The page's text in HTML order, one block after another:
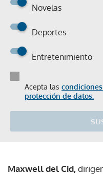
Novelas
Deportes
Entretenimiento
Acepta las
protección de datos.
Maxwell del Cid,